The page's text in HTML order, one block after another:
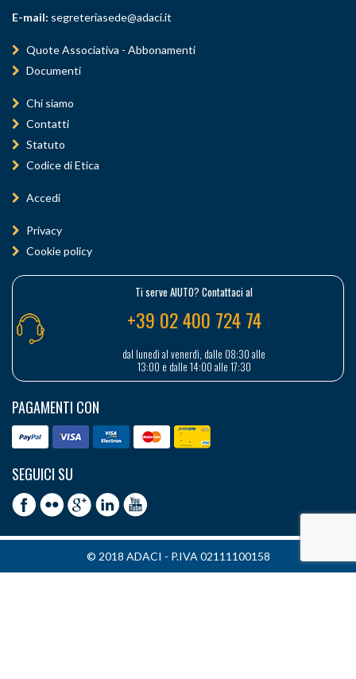
E-mail: segreteriasede@adaci.it
Quote Associativa - Abbonamenti
Documenti
Chi siamo
Contatti
Statuto
Codice di Etica
Accedi
Privacy
Cookie policy
Ti serve AIUTO? Contattaci al
+39 02 400 724 74
dal lunedì al venerdì, dalle 08:30 alle
13:00 e dalle 14:00 alle 17:30
PAGAMENTI CON
SEGUICI SU
© 2018 ADACI - P.IVA 02111100158